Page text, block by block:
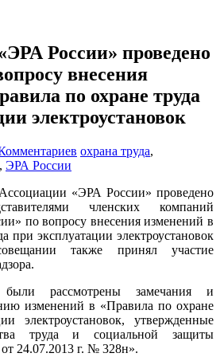
России» проведено
внесения
по охране труда
электроустановок
охрана труда,
, ЭРА России
«ЭРА России» проведено
членских компаний
по вопросу внесения изменений в
при эксплуатации электроустановок
также принял участие
рассмотрены замечания и
изменений в «Правила по охране
электроустановок, утвержденные
труда и социальной защиты
24.07.2013 г. № 328н».